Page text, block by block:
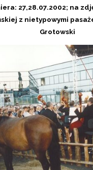
27,28.07.2002; na
z nietypowymi
Grotowski